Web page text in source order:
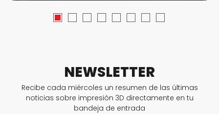
NEWSLETTER
Recibe cada miércoles un resumen de las últimas
noticias sobre impresión 3D directamente en tu
bandeja de entrada